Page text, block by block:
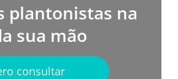
plantonistas na
sua mão
consultar